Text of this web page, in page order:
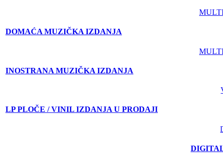
DOMAĆA MUZIČKA IZDANJA
INOSTRANA MUZIČKA IZDANJA
LP PLOČE / VINIL IZDANJA U PRODAJI